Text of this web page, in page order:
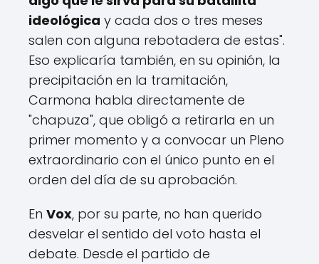
ideológica y cada dos o tres meses
salen con alguna rebotadera de estas".
Eso explicaría también, en su opinión, la
precipitación en la tramitación,
Carmona habla directamente de
"chapuza", que obligó a retirarla en un
primer momento y a convocar un Pleno
extraordinario con el único punto en el
orden del día de su aprobación.
En Vox, por su parte, no han querido
desvelar el sentido del voto hasta el
debate. Desde el partido de